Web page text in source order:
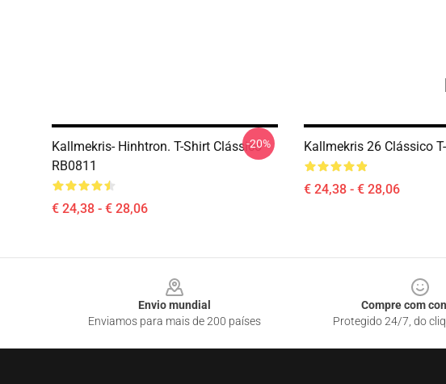
Kallmekris- Hinhtron. T-Shirt Clássico
RB0811
€ 24,38 - € 28,06
-20% Kallmekris 26 Clássico
€ 24,38 - € 28,06
Envio mundial
Enviamos para mais de 200 países
Compre com
Protegido 24/7, do